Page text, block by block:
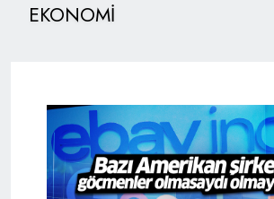
EKONOMİ